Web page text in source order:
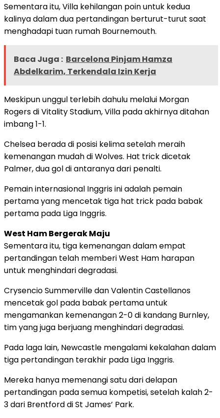
Sementara itu, Villa kehilangan poin untuk kedua
kalinya dalam dua pertandingan berturut-turut saat
menghadapi tuan rumah Bournemouth.
Baca Juga : Barcelona Pinjam Hamza
Abdelkarim, Terkendala Izin Kerja
Meskipun unggul terlebih dahulu melalui Morgan
Rogers di Vitality Stadium, Villa pada akhirnya ditahan
imbang 1-1.
Chelsea berada di posisi kelima setelah meraih
kemenangan mudah di Wolves. Hat trick dicetak
Palmer, dua gol di antaranya dari penalti.
Pemain internasional Inggris ini adalah pemain
pertama yang mencetak tiga hat trick pada babak
pertama pada Liga Inggris.
West Ham Bergerak Maju
Sementara itu, tiga kemenangan dalam empat
pertandingan telah memberi West Ham harapan
untuk menghindari degradasi.
Crysencio Summerville dan Valentin Castellanos
mencetak gol pada babak pertama untuk
mengamankan kemenangan 2-0 di kandang Burnley,
tim yang juga berjuang menghindari degradasi.
Pada laga lain, Newcastle mengalami kekalahan dalam
tiga pertandingan terakhir pada Liga Inggris.
Mereka hanya memenangi satu dari delapan
pertandingan pada semua kompetisi, setelah kalah 2-
3 dari Brentford di St James’ Park.